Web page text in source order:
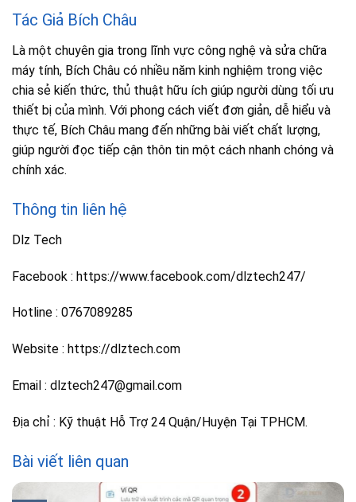
Tác Giả Bích Châu
Là một chuyên gia trong lĩnh vực công nghệ và sửa chữa
máy tính, Bích Châu có nhiều năm kinh nghiệm trong việc
chia sẻ kiến thức, thủ thuật hữu ích giúp người dùng tối ưu
thiết bị của mình. Với phong cách viết đơn giản, dễ hiểu và
thực tế, Bích Châu mang đến những bài viết chất lượng,
giúp người đọc tiếp cận thôn tin một cách nhanh chóng và
chính xác.
Thông tin liên hệ
Dlz Tech
Facebook : https://www.facebook.com/dlztech247/
Hotline : 0767089285
Website : https://dlztech.com
Email : dlztech247@gmail.com
Địa chỉ : Kỹ thuật Hỗ Trợ 24 Quận/Huyện Tại TPHCM.
Bài viết liên quan